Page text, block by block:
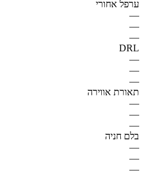
ערפל אחורי
—
—
—
DRL
—
—
—
תאורת אווירה
—
—
—
בלם חניה
—
—
—